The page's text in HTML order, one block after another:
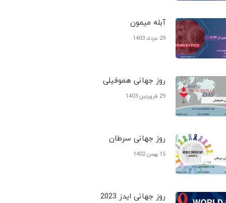
آبله میمون
29 مرداد 1403
روز جهانی هموفیلی
29 فروردین 1403
روز جهانی سرطان
15 بهمن 1402
روز جهانی ایدز 2023